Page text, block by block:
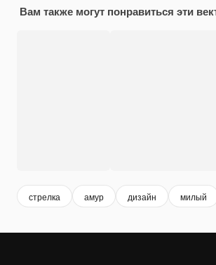
Вам также могут понравиться эти
стрелка амур дизайн милый